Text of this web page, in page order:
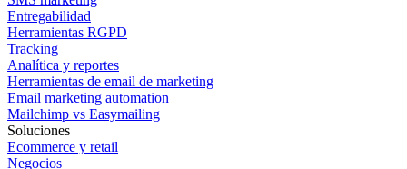
Entregabilidad
Herramientas RGPD
Tracking
Analítica y reportes
Herramientas de email de marketing
Email marketing automation
Mailchimp vs Easymailing
Soluciones
Ecommerce y retail
Negocios